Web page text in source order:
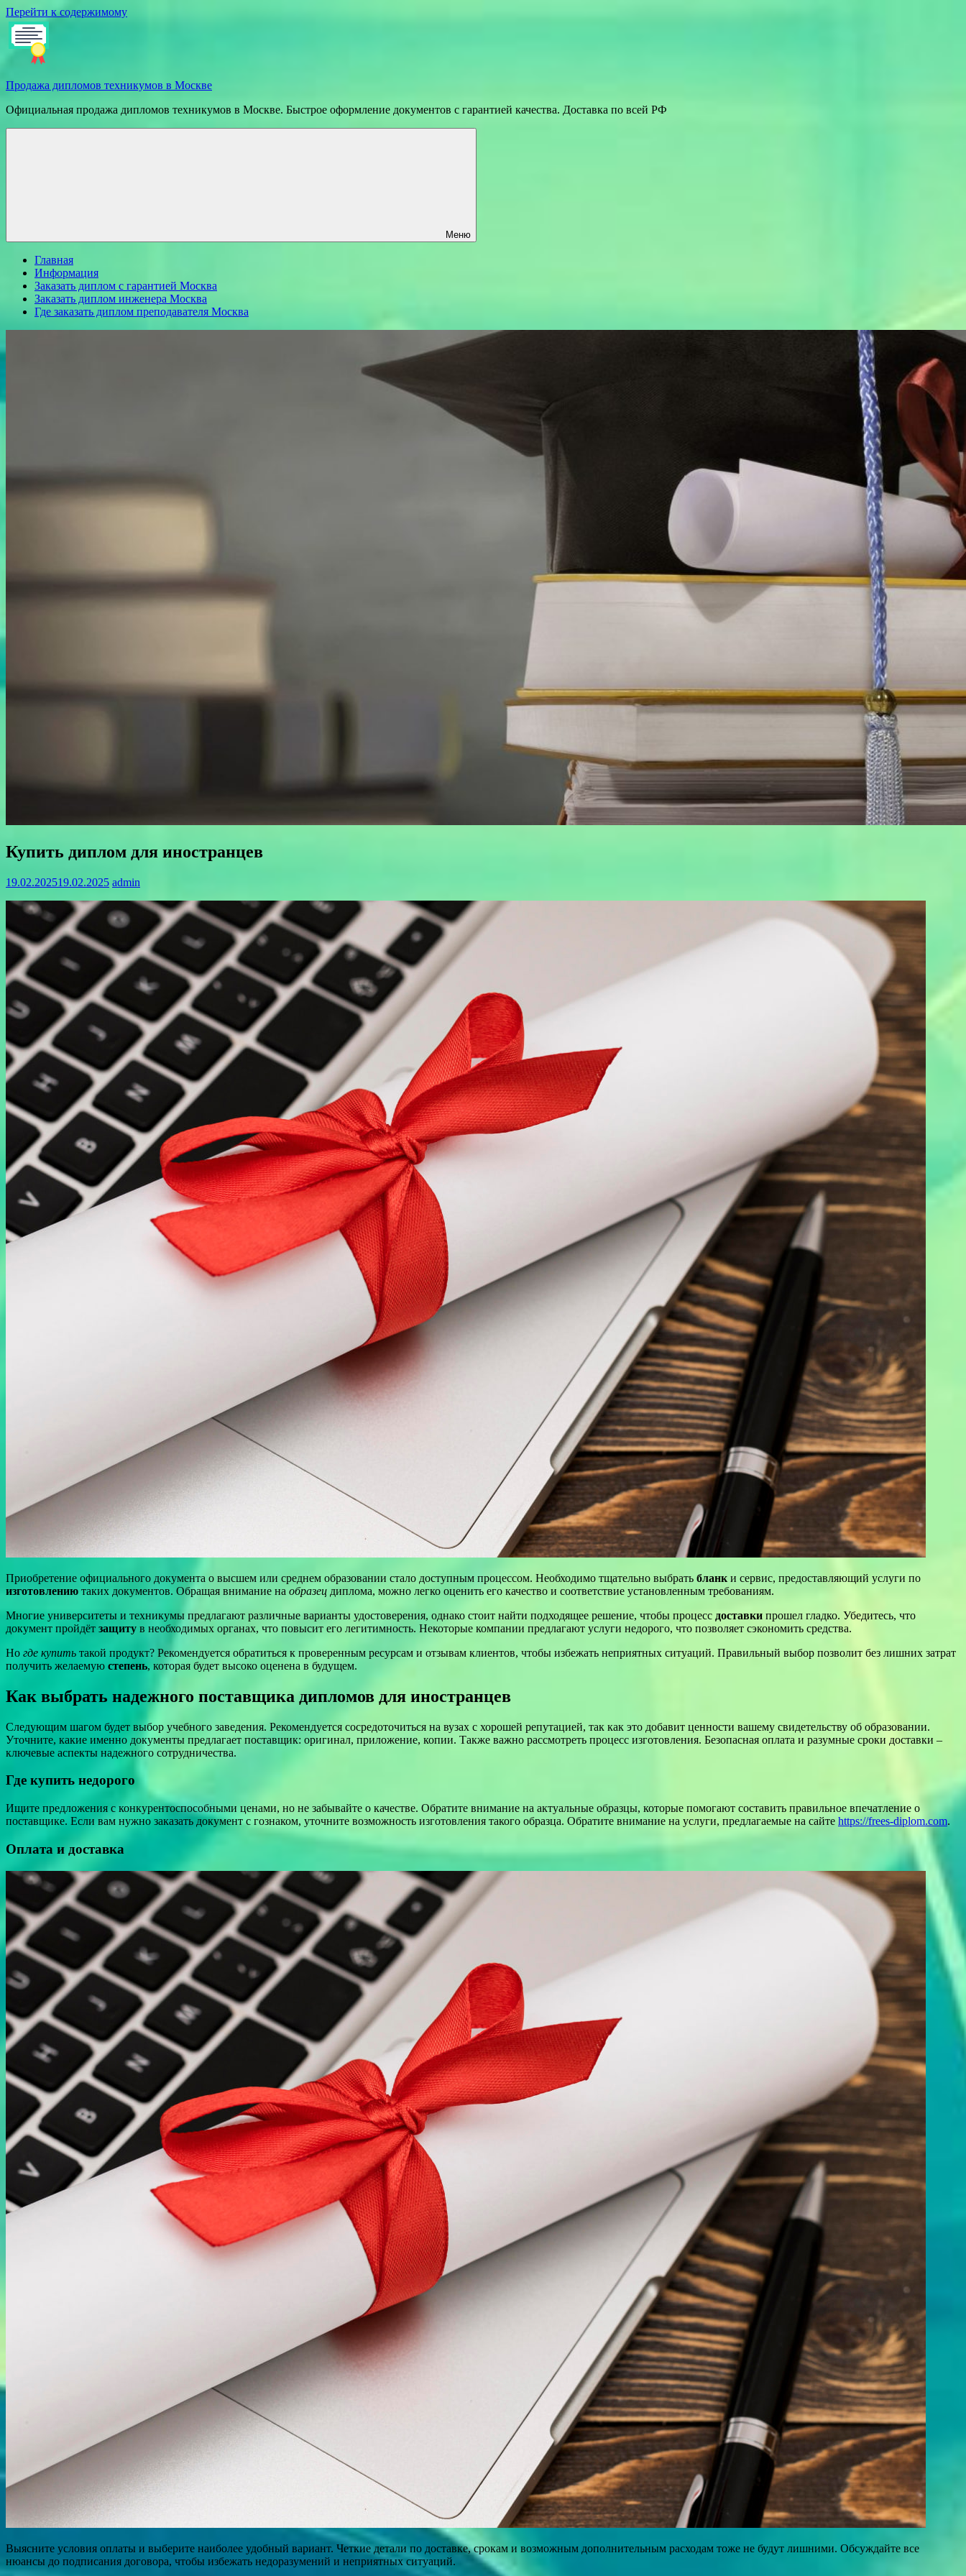
Перейти к содержимому
Продажа дипломов техникумов в Москве
Официальная продажа дипломов техникумов в Москве. Быстрое оформление документов с гарантией качества. Доставка по всей РФ
Меню
Главная
Информация
Заказать диплом с гарантией Москва
Заказать диплом инженера Москва
Где заказать диплом преподавателя Москва
Купить диплом для иностранцев
19.02.202519.02.2025 admin
Приобретение официального документа о высшем или среднем образовании стало доступным процессом. Необходимо тщательно выбрать бланк и сервис, предоставляющий услуги по
изготовлению таких документов. Обращая внимание на образец диплома, можно легко оценить его качество и соответствие установленным требованиям.
Многие университеты и техникумы предлагают различные варианты удостоверения, однако стоит найти подходящее решение, чтобы процесс доставки прошел гладко. Убедитесь, что
документ пройдёт защиту в необходимых органах, что повысит его легитимность. Некоторые компании предлагают услуги недорого, что позволяет сэкономить средства.
Но где купить такой продукт? Рекомендуется обратиться к проверенным ресурсам и отзывам клиентов, чтобы избежать неприятных ситуаций. Правильный выбор позволит без лишних затрат
получить желаемую степень, которая будет высоко оценена в будущем.
Как выбрать надежного поставщика дипломов для иностранцев
Следующим шагом будет выбор учебного заведения. Рекомендуется сосредоточиться на вузах с хорошей репутацией, так как это добавит ценности вашему свидетельству об образовании.
Уточните, какие именно документы предлагает поставщик: оригинал, приложение, копии. Также важно рассмотреть процесс изготовления. Безопасная оплата и разумные сроки доставки –
ключевые аспекты надежного сотрудничества.
Где купить недорого
Ищите предложения с конкурентоспособными ценами, но не забывайте о качестве. Обратите внимание на актуальные образцы, которые помогают составить правильное впечатление о
поставщике. Если вам нужно заказать документ с гознаком, уточните возможность изготовления такого образца. Обратите внимание на услуги, предлагаемые на сайте https://frees-diplom.com.
Оплата и доставка
Выясните условия оплаты и выберите наиболее удобный вариант. Четкие детали по доставке, срокам и возможным дополнительным расходам тоже не будут лишними. Обсуждайте все
нюансы до подписания договора, чтобы избежать недоразумений и неприятных ситуаций.